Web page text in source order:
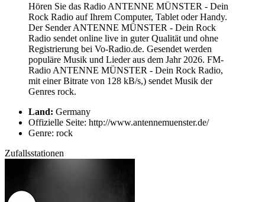
Hören Sie das Radio ANTENNE MÜNSTER - Dein
Rock Radio auf Ihrem Computer, Tablet oder Handy.
Der Sender ANTENNE MÜNSTER - Dein Rock
Radio sendet online live in guter Qualität und ohne
Registrierung bei Vo-Radio.de. Gesendet werden
populäre Musik und Lieder aus dem Jahr 2026. FM-
Radio ANTENNE MÜNSTER - Dein Rock Radio,
mit einer Bitrate von 128 kB/s,) sendet Musik der
Genres rock.
Land: Germany
Offizielle Seite: http://www.antennemuenster.de/
Genre: rock
Zufallsstationen